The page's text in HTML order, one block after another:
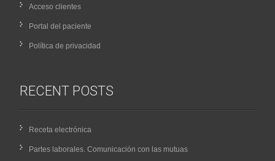
Acceso clientes
Portal del paciente
Política de privacidad
RECENT POSTS
Receta electrónica
Partes laborales. Comunicación con las mutuas